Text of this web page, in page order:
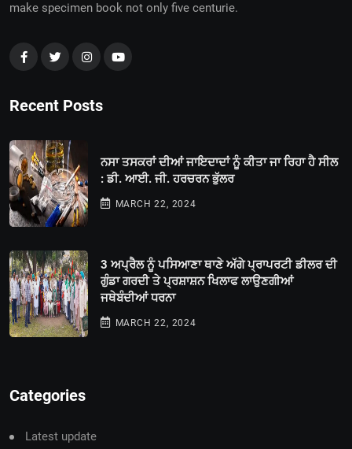
make specimen book not only five centurie.
Recent Posts
ਨਸਾ ਤਸਕਰਾਂ ਦੀਆਂ ਜਾਇਦਾਦਾਂ ਨੂੰ ਕੀਤਾ ਜਾ ਰਿਹਾ ਹੈ ਸੀਲ
: ਡੀ. ਆਈ. ਜੀ. ਹਰਚਰਨ ਭੁੱਲਰ
MARCH 22, 2024
3 ਅਪ੍ਰੈਲ ਨੂੰ ਪਸਿਆਣਾ ਥਾਣੇ ਅੱਗੇ ਪ੍ਰਾਪਰਟੀ ਡੀਲਰ ਦੀ
ਗੁੰਡਾ ਗਰਦੀ ਤੇ ਪ੍ਰਸ਼ਾਸ਼ਨ ਖਿਲਾਫ ਲਾਉਣਗੀਆਂ
ਜਥੇਬੰਦੀਆਂ ਧਰਨਾ
MARCH 22, 2024
Categories
Latest update